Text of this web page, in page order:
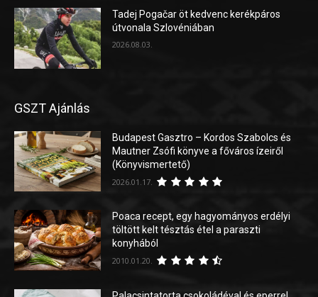
Tadej Pogačar öt kedvenc kerékpáros
útvonala Szlovéniában
2026.08.03.
GSZT Ajánlás
Budapest Gasztro – Kordos Szabolcs és
Mautner Zsófi könyve a főváros ízeiről
(Könyvismertető)
2026.01.17.
Poaca recept, egy hagyományos erdélyi
töltött kelt tésztás étel a paraszti
konyhából
2010.01.20.